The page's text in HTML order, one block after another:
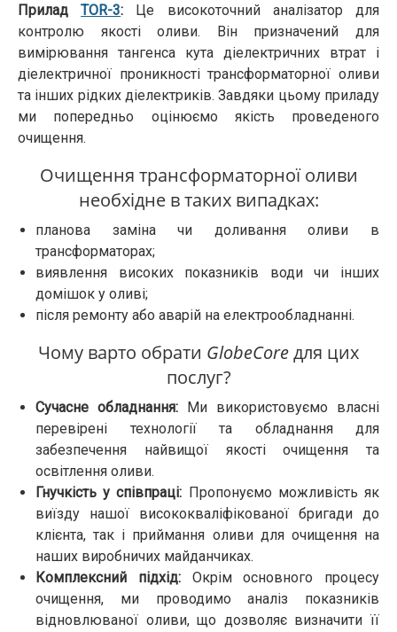
ПриладTOR-3: Це високоточний аналізатор для
контролю якості оливи. Він призначений для
вимірювання тангенса кута діелектричних втрат і
діелектричної проникності трансформаторної оливи
та інших рідких діелектриків. Завдяки цьому приладу
ми попередньо оцінюємо якість проведеного
очищення.
Очищення трансформаторної оливи
необхідне в таких випадках:
планова заміна чи доливання оливи в
трансформаторах;
виявлення високих показників води чи інших
домішок у оливі;
після ремонту або аварій на електрообладнанні.
Чому варто обрати GlobeCoreдля цих
послуг?
Сучасне обладнання: Ми використовуємо власні
перевірені технології та обладнання для
забезпечення найвищої якості очищення та
освітлення оливи.
Гнучкість у співпраці: Пропонуємо можливість як
виїзду нашої висококваліфікованої бригади до
клієнта, так і приймання оливи для очищення на
наших виробничих майданчиках.
Комплексний підхід:Окрім основного процесу
очищення, ми проводимо аналіз показників
відновлюваної оливи, що дозволяє визначити її